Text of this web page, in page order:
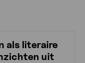
als literaire
uit